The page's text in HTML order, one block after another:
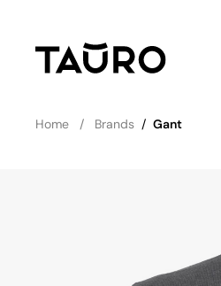
Home Brands / Gant